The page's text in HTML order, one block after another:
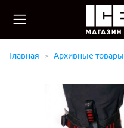
Главная Архивные товары